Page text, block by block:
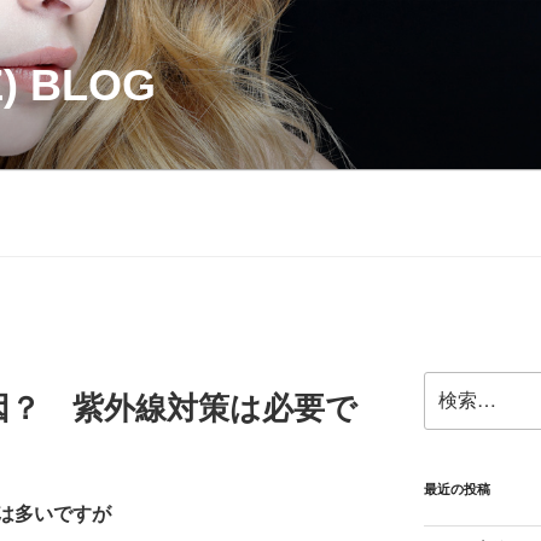
BLOG
？ 紫外線対策は必要で
多いですが
索:
最近の投稿